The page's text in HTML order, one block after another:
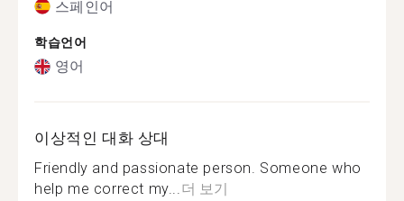
스페인어
학습언어
영어
이상적인 대화 상대
Friendly and passionate person. Someone who
help me correct my...더 보기